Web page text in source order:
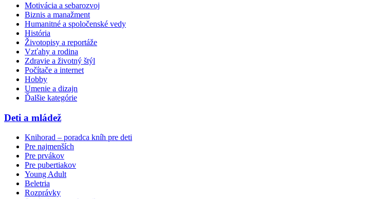
Motivácia a sebarozvoj
Biznis a manažment
Humanitné a spoločenské vedy
História
Životopisy a reportáže
Vzťahy a rodina
Zdravie a životný štýl
Počítače a internet
Hobby
Umenie a dizajn
Ďalšie kategórie
Deti a mládež
Knihorad – poradca kníh pre deti
Pre najmenších
Pre prvákov
Pre pubertiakov
Young Adult
Beletria
Rozprávky